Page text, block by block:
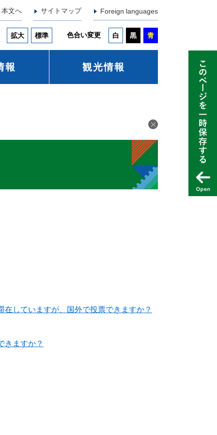
本文へ サイトマップ Foreign languages
拡大 標準 色合い変更 白 黒 青
報 観光情報
していますが、国外で投票できますか？
きますか？